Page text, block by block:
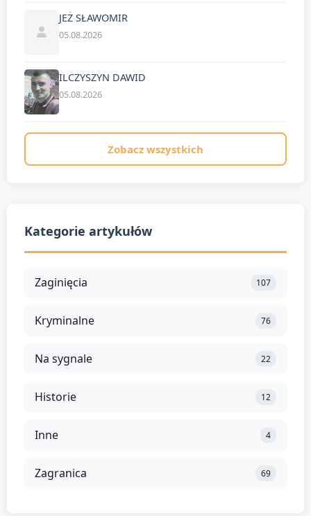
JEŻ SŁAWOMIR
05.08.2026
ILCZYSZYN DAWID
05.08.2026
Zobacz wszystkich
Kategorie artykułów
Zaginięcia 107
Kryminalne 76
Na sygnale 22
Historie 12
Inne 4
Zagranica 69